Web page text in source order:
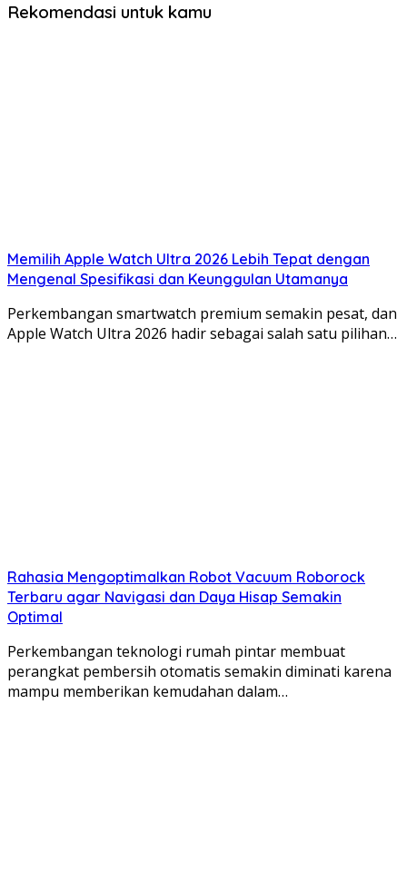
Rekomendasi untuk kamu
Memilih Apple Watch Ultra 2026 Lebih Tepat dengan
Mengenal Spesifikasi dan Keunggulan Utamanya
Perkembangan smartwatch premium semakin pesat, dan
Apple Watch Ultra 2026 hadir sebagai salah satu pilihan…
Rahasia Mengoptimalkan Robot Vacuum Roborock
Terbaru agar Navigasi dan Daya Hisap Semakin
Optimal
Perkembangan teknologi rumah pintar membuat
perangkat pembersih otomatis semakin diminati karena
mampu memberikan kemudahan dalam…